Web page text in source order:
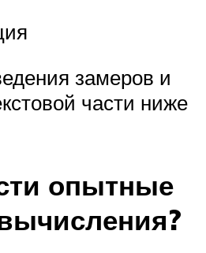
замеров и
части ниже
опытные